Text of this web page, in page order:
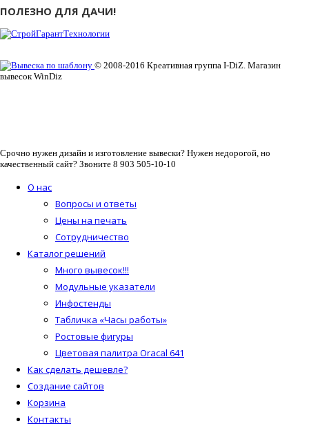
ПОЛЕЗНО ДЛЯ ДАЧИ!
© 2008-2016 Креативная группа I-DiZ. Магазин
вывесок WinDiz
Срочно нужен дизайн и изготовление вывески? Нужен недорогой, но
качественный сайт? Звоните 8 903 505-10-10
О нас
Вопросы и ответы
Цены на печать
Сотрудничество
Каталог решений
Много вывесок!!!
Модульные указатели
Инфостенды
Табличка «Часы работы»
Ростовые фигуры
Цветовая палитра Oracal 641
Как сделать дешевле?
Создание сайтов
Корзина
Контакты